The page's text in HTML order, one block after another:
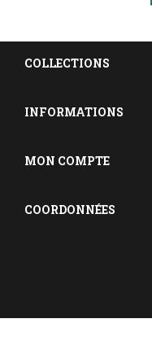
COLLECTIONS
INFORMATIONS
MON COMPTE
COORDONNÉES